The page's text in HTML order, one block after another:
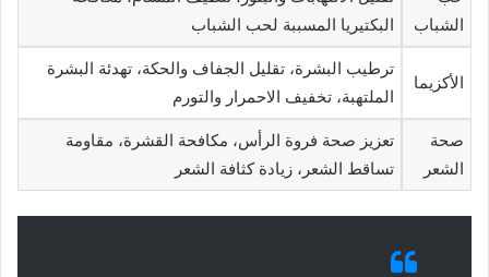
الشباب
البكتيريا المسببة لحب الشباب
الأكزيما
ترطيب البشرة، تقليل الجفاف والحكة، تهدئة البشرة
الملتهبة، تخفيف الاحمرار والتورم
صحة
الشعر
تعزيز صحة فروة الرأس، مكافحة القشرة، مقاومة
تساقط الشعر، زيادة كثافة الشعر